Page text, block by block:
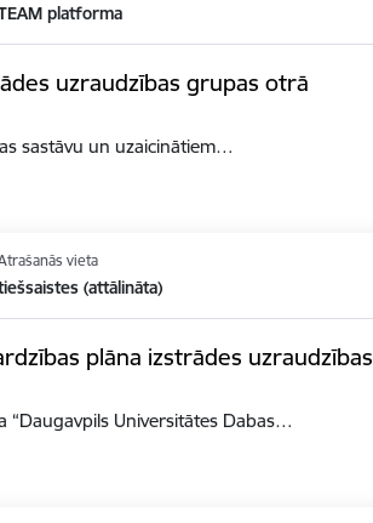
platforma
uzraudzības grupas otrā
sastāvu un uzaicinātiem…
vieta
(attālināta)
plāna izstrādes uzraudzības
“Daugavpils Universitātes Dabas…